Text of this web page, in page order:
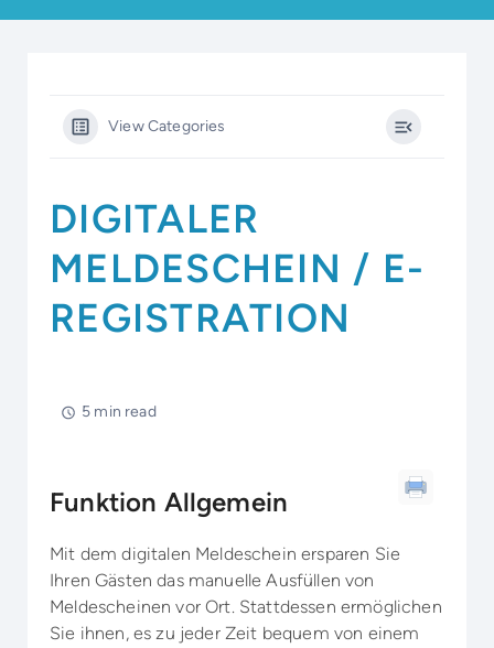
View Categories
DIGITALER
MELDESCHEIN / E-
REGISTRATION
5 min read
Funktion Allgemein
Mit dem digitalen Meldeschein ersparen Sie
Ihren Gästen das manuelle Ausfüllen von
Meldescheinen vor Ort. Stattdessen ermöglichen
Sie ihnen, es zu jeder Zeit bequem von einem